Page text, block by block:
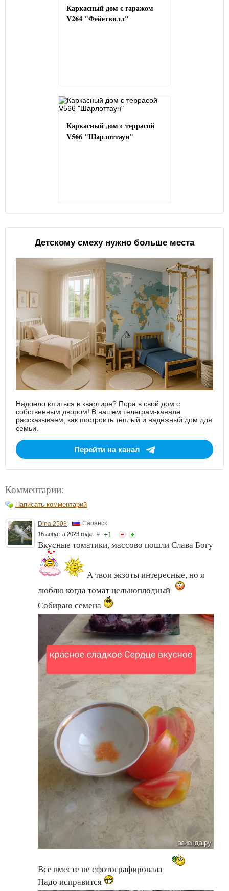
Каркасный дом с гаражом
V264 "Фейетвилл"
Каркасный дом с террасой
V566 "Шарлоттаун"
Детскому смеху нужно больше места
Надоело ютиться в квартире? Пора в свой дом с
собственным двором! В нашем телеграм-канале
рассказываем, как построить тёплый и надёжный дом для
семьи.
Перейти на канал
Комментарии:
Написать комментарий
Dina 2508 Саранск
16 августа 2023 года # +1
Вкусные томатики, массово пошли Слава Богу
А твои экзоты интересные, но я
люблю когда томат цельноплодный
Собираю семена
Все вместе не сфотографировала
Надо исправится